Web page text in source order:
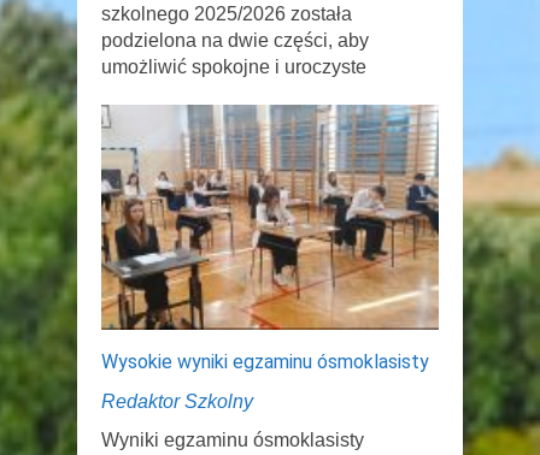
szkolnego 2025/2026 została
podzielona na dwie części, aby
umożliwić spokojne i uroczyste
Wysokie wyniki egzaminu ósmoklasisty
Redaktor Szkolny
Wyniki egzaminu ósmoklasisty